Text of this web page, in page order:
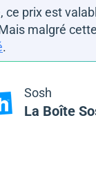
ce prix est
malgré
.
Sosh
La Boîte